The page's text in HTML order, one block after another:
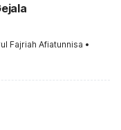
Fajriah Afiatunnisa •